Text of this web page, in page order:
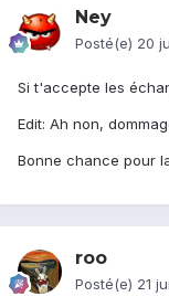
Ney
Posté(e) 20
Si t'accepte les
Edit: Ah non,
Bonne chance pour
roo
Posté(e) 21